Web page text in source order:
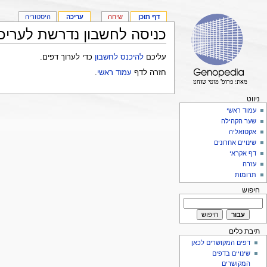
כניסה לחשבון נדרשת
עליכם להיכנס לחשבון כדי לערוך דפים.
חזרה לדף עמוד ראשי
דף תוכן שיחה עריכה היסטוריה
ניווט
עמוד ראשי
שער הקהילה
אקטואליה
שינויים אחרונים
דף אקראי
עזרה
תרומות
חיפוש
תיבת כלים
דפים המקושרים לכאן
שינויים בדפים
המקושרים